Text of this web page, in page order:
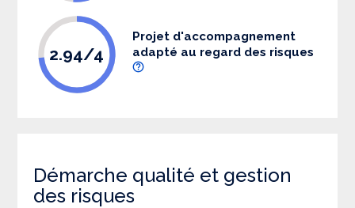
2.94/4
Projet d'accompagnement
adapté au regard des risques
Démarche qualité et gestion
des risques